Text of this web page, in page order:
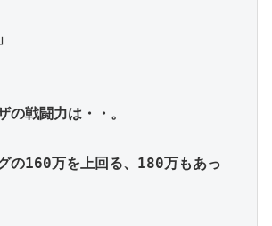
の戦闘力は・・。
の160万を上回る、180万もあっ